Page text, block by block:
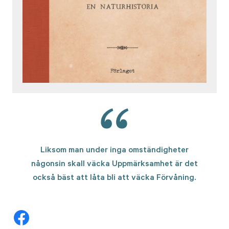
Liksom man under inga omständigheter
någonsin skall väcka Uppmärksamhet är det
också bäst att låta bli att väcka Förvåning.